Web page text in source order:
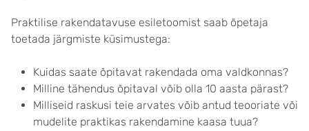
Praktilise rakendatavuse esiletoomist saab õpetaja
toetada järgmiste küsimustega:
Kuidas saate õpitavat rakendada oma valdkonnas?
Milline tähendus õpitaval võib olla 10 aasta pärast?
Milliseid raskusi teie arvates võib antud teooriate või
mudelite praktikas rakendamine kaasa tuua?